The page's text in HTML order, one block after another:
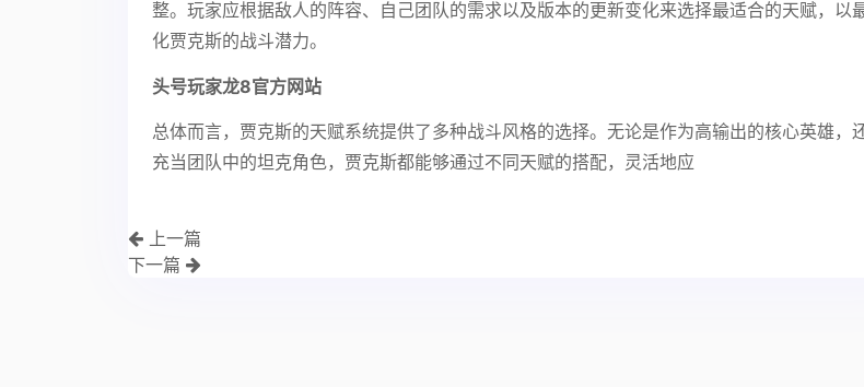
整。玩家应根据敌人的阵容、自己团队的需求以及版本的更新变化来选择最适合的天赋，以
化贾克斯的战斗潜力。
头号玩家龙8官方网站
总体而言，贾克斯的天赋系统提供了多种战斗风格的选择。无论是作为高输出的核心英雄，
充当团队中的坦克角色，贾克斯都能够通过不同天赋的搭配，灵活地应
上一篇
下一篇